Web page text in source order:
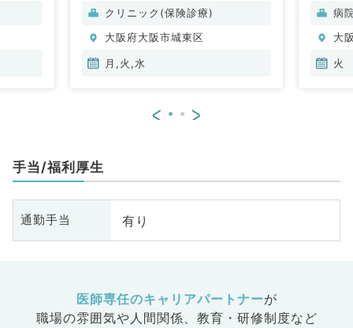
クリニック(保険診療)
大阪府大阪市城東区
月,火,水
病
大
火
< >
手当/福利厚生
通勤手当 有り
医師専任のキャリアパートナーが
職場の雰囲気や人間関係、 教育・研修制度など